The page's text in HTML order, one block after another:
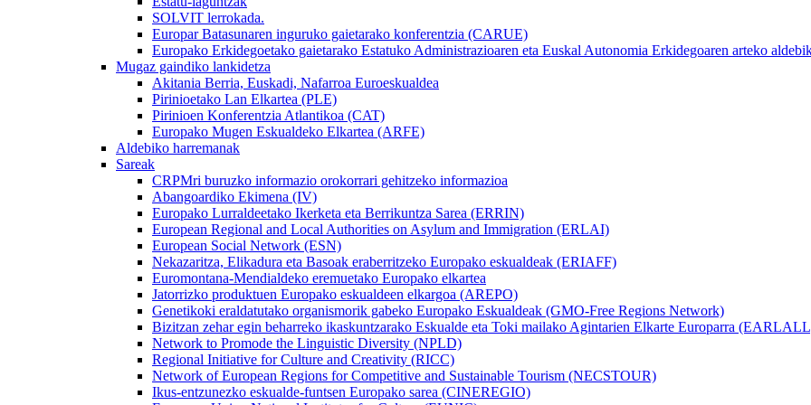
SOLVIT lerrokada.
Europar Batasunaren inguruko gaietarako konferentzia (CARUE)
Europako Erkidegoetako gaietarako Estatuko Administrazioaren eta Euskal Autonomia Erkidegoaren arteko
Mugaz gaindiko lankidetza
Akitania Berria, Euskadi, Nafarroa Euroeskualdea
Pirinioetako Lan Elkartea (PLE)
Pirinioen Konferentzia Atlantikoa (CAT)
Europako Mugen Eskualdeko Elkartea (ARFE)
Aldebiko harremanak
Sareak
CRPMri buruzko informazio orokorrari gehitzeko informazioa
Abangoardiko Ekimena (IV)
Europako Lurraldeetako Ikerketa eta Berrikuntza Sarea (ERRIN)
European Regional and Local Authorities on Asylum and Immigration (ERLAI)
European Social Network (ESN)
Nekazaritza, Elikadura eta Basoak eraberritzeko Europako eskualdeak (ERIAFF)
Euromontana-Mendialdeko eremuetako Europako elkartea
Jatorrizko produktuen Europako eskualdeen elkargoa (AREPO)
Genetikoki eraldatutako organismorik gabeko Europako Eskualdeak (GMO-Free Regions Network)
Bizitzan zehar egin beharreko ikaskuntzarako Eskualde eta Toki mailako Agintarien Elkarte Europarra
Network to Promode the Linguistic Diversity (NPLD)
Regional Initiative for Culture and Creativity (RICC)
Network of European Regions for Competitive and Sustainable Tourism (NECSTOUR)
Ikus-entzunezko eskualde-funtsen Europako sarea (CINEREGIO)